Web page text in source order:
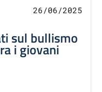
26/06/2025
sul bullismo
i giovani